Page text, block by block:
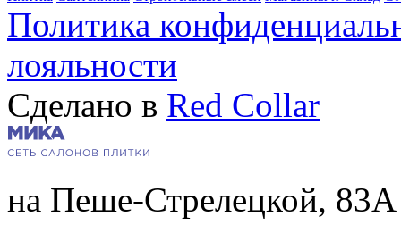
Политика
лояльности
Сделано в Red Collar
на Пеше-Стрелецкой, 83А